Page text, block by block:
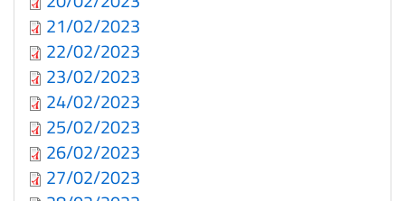
21/02/2023
22/02/2023
23/02/2023
24/02/2023
25/02/2023
26/02/2023
27/02/2023